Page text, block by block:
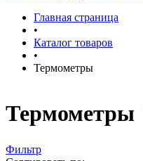
Главная страница
•
Каталог товаров
•
Термометры
Термометры
Фильтр